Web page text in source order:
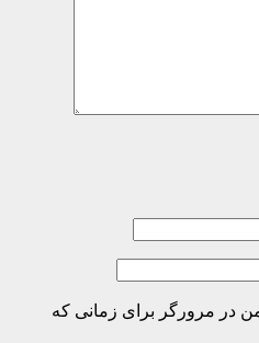
در مرورگر برای زمانی که